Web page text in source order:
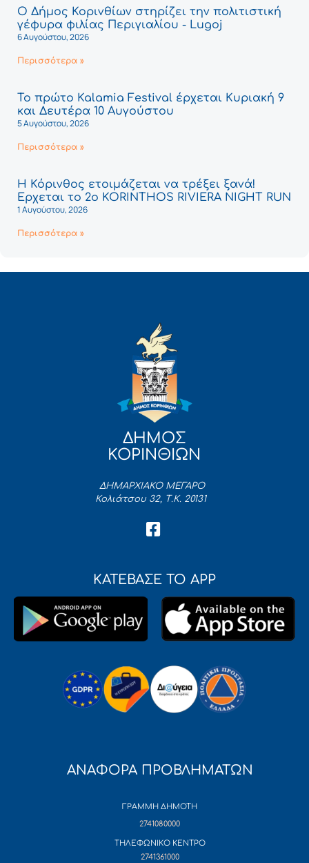
Ο Δήμος Κορινθίων στηρίζει την πολιτιστική
γέφυρα φιλίας Περιγιαλίου - Lugoj
6 Αυγούστου, 2026
Περισσότερα »
Το πρώτο Kalamia Festival έρχεται Κυριακή 9
και Δευτέρα 10 Αυγούστου
5 Αυγούστου, 2026
Περισσότερα »
Η Κόρινθος ετοιμάζεται να τρέξει ξανά!
Έρχεται το 2ο KORINTHOS RIVIERA NIGHT RUN
1 Αυγούστου, 2026
Περισσότερα »
ΔΗΜΟΣ
ΚΟΡΙΝΘΙΩΝ
ΔΗΜΑΡΧΙΑΚΟ ΜΕΓΑΡΟ
Κολιάτσου 32, Τ.Κ. 20131
ΚΑΤΕΒΑΣΕ ΤΟ APP
ΑΝΑΦΟΡΑ ΠΡΟΒΛΗΜΑΤΩΝ
ΓΡΑΜΜΗ ΔΗΜΟΤΗ
2741080000
ΤΗΛΕΦΩΝΙΚΟ ΚΕΝΤΡΟ
2741361000